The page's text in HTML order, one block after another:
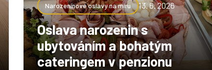
Narozeninové oslavy na míru 13. 6. 2026
Oslava narozenin s
ubytováním a bohatým
cateringem v penzionu